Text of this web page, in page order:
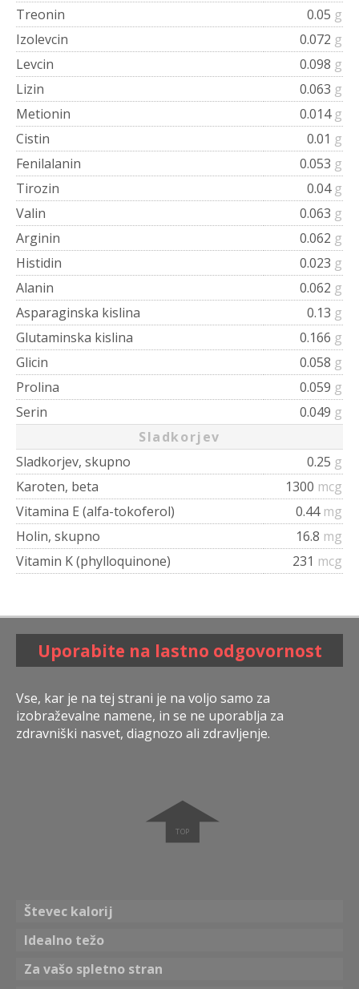
Treonin
0.05 g
Izolevcin
0.072 g
Levcin
0.098 g
Lizin
0.063 g
Metionin
0.014 g
Cistin
0.01 g
Fenilalanin
0.053 g
Tirozin
0.04 g
Valin
0.063 g
Arginin
0.062 g
Histidin
0.023 g
Alanin
0.062 g
Asparaginska kislina
0.13 g
Glutaminska kislina
0.166 g
Glicin
0.058 g
Prolina
0.059 g
Serin
0.049 g
Sladkorjev
Sladkorjev, skupno
0.25 g
Karoten, beta
1300 mcg
Vitamina E (alfa-tokoferol)
0.44 mg
Holin, skupno
16.8 mg
Vitamin K (phylloquinone)
231 mcg
Uporabite na lastno odgovornost
Vse, kar je na tej strani je na voljo samo za
izobraževalne namene, in se ne uporablja za
zdravniški nasvet, diagnozo ali zdravljenje.
➧
Števec kalorij
Idealno težo
Za vašo spletno stran